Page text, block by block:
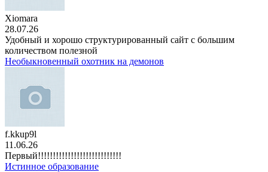
Xiomara
28.07.26
Удобный и хорошо структурированный сайт с большим
количеством полезной
Необыкновенный охотник на демонов
f.kkup9l
11.06.26
Первый!!!!!!!!!!!!!!!!!!!!!!!!!!!!
Истинное образование